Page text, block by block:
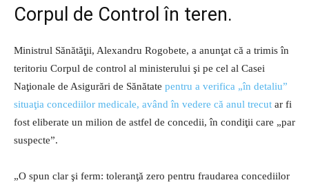
Corpul de Control în teren.
Ministrul Sănătăţii, Alexandru Rogobete, a anunţat că a trimis în
teritoriu Corpul de control al ministerului şi pe cel al Casei
Naţionale de Asigurări de Sănătate pentru a verifica „în detaliu”
situaţia concediilor medicale, având în vedere că anul trecut ar fi
fost eliberate un milion de astfel de concedii, în condiţii care „par
suspecte”.
„O spun clar şi ferm: toleranţă zero pentru fraudarea concediilor